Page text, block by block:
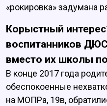
«рокировка» задумана
Корыстный
воспитанников
вместо их школы
В конце 2017 года
обеспокоенные
на МОПРа, 19в,